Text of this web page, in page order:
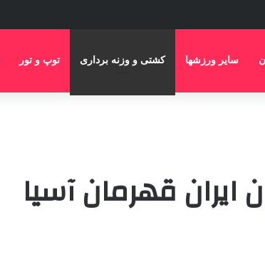
سایر ورزشها کشتی و وزنه برداری توپ و تور
قهرمان آسیا